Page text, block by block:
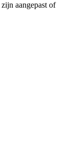
aangepast of